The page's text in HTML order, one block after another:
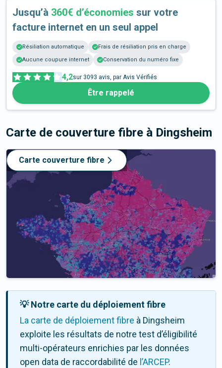
Jusqu’à 360€ d’économies sur votre
facture internet en un seul appel
Résiliation automatique
Frais de résiliation pris en charge
Aucune coupure internet
Conservation du numéro fixe
4,2sur 3093 avis, par Avis Vérifiés
Être rappelé
Carte de couverture fibre à Dingsheim
Carte couverture fibre
💡 Notre carte du déploiement fibre
La carte de déploiement fibre à Dingsheim
exploite les résultats de notre test d’éligibilité
multi-opérateurs enrichies par les données
open data de raccordabilité de l’ARCEP.